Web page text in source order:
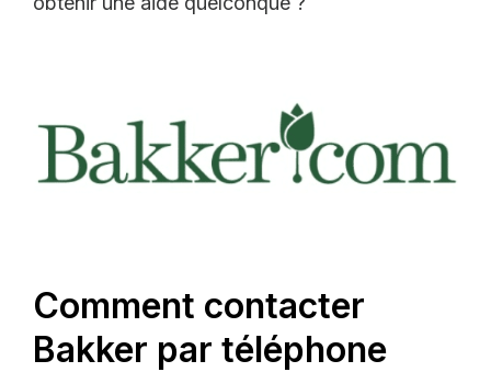
Comment contacter
Bakker par téléphone